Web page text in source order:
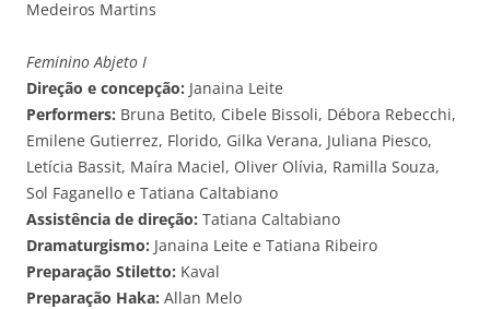
Medeiros Martins
Feminino Abjeto I
Direção e concepção: Janaina Leite
Performers: Bruna Betito, Cibele Bissoli, Débora Rebecchi,
Emilene Gutierrez, Florido, Gilka Verana, Juliana Piesco,
Letícia Bassit, Maíra Maciel, Oliver Olívia, Ramilla Souza,
Sol Faganello e Tatiana Caltabiano
Assistência de direção: Tatiana Caltabiano
Dramaturgismo: Janaina Leite e Tatiana Ribeiro
Preparação Stiletto: Kaval
Preparação Haka: Allan Melo